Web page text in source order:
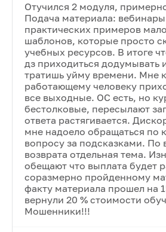
Отучился 2 модуля,
Подача материала: вебинары
практических примеров
шаблонов, которые просто
учебных ресурсов. В итоге
дз приходиться додумывать
тратишь уйму времени. Мне
работающему человеку
все выходные. ОС есть, но
бестолковые, пересылают
ответа растягивается.
мне надоело обращаться по
вопросу за подсказками. По
возврата отдельная тема.
обещают что выплата будет
соразмерно пройденному
факту материала прошел на
вернули 20 % стоимости
Мошенники!!!